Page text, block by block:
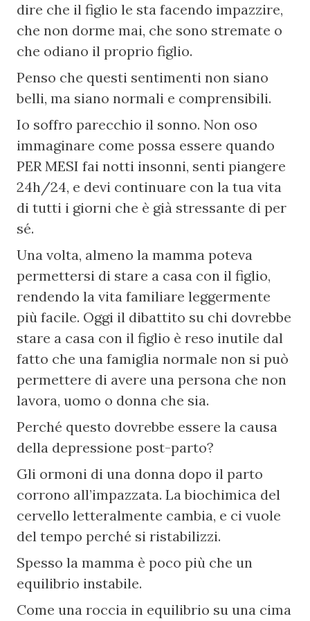
dire che il figlio le sta facendo impazzire,
che non dorme mai, che sono stremate o
che odiano il proprio figlio.
Penso che questi sentimenti non siano
belli, ma siano normali e comprensibili.
Io soffro parecchio il sonno. Non oso
immaginare come possa essere quando
PER MESI fai notti insonni, senti piangere
24h/24, e devi continuare con la tua vita
di tutti i giorni che è già stressante di per
sé.
Una volta, almeno la mamma poteva
permettersi di stare a casa con il figlio,
rendendo la vita familiare leggermente
più facile. Oggi il dibattito su chi dovrebbe
stare a casa con il figlio è reso inutile dal
fatto che una famiglia normale non si può
permettere di avere una persona che non
lavora, uomo o donna che sia.
Perché questo dovrebbe essere la causa
della depressione post-parto?
Gli ormoni di una donna dopo il parto
corrono all’impazzata. La biochimica del
cervello letteralmente cambia, e ci vuole
del tempo perché si ristabilizzi.
Spesso la mamma è poco più che un
equilibrio instabile.
Come una roccia in equilibrio su una cima